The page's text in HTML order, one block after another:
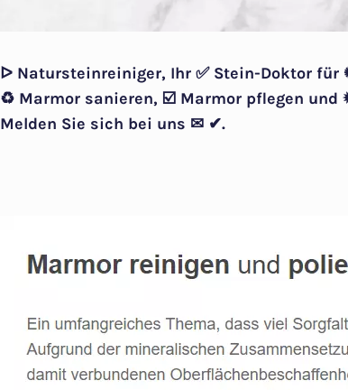
ᐅ Natursteinreiniger, Ihr ✅ Stein-Doktor
♻ Marmor sanieren, ☑️ Marmor pflegen
Melden Sie sich bei uns ✉ ✔.